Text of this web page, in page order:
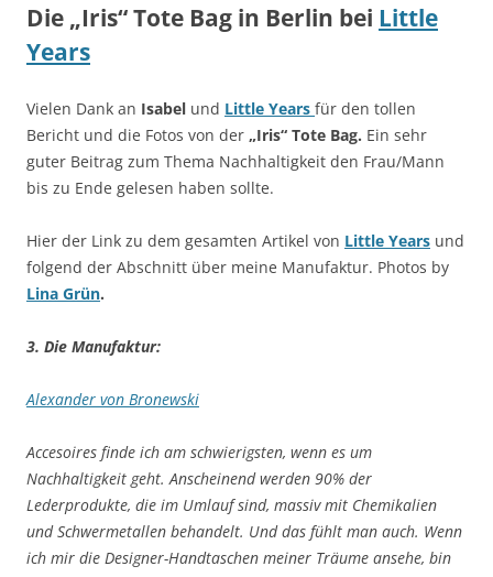
Die „Iris“ Tote Bag in Berlin bei Little
Years
Vielen Dank an Isabel und Little Years für den tollen
Bericht und die Fotos von der „Iris“ Tote Bag. Ein sehr
guter Beitrag zum Thema Nachhaltigkeit den Frau/Mann
bis zu Ende gelesen haben sollte.
Hier der Link zu dem gesamten Artikel von Little Years und
folgend der Abschnitt über meine Manufaktur. Photos by
Lina Grün.
3. Die Manufaktur:
Alexander von Bronewski
Accesoires finde ich am schwierigsten, wenn es um
Nachhaltigkeit geht. Anscheinend werden 90% der
Lederprodukte, die im Umlauf sind, massiv mit Chemikalien
und Schwermetallen behandelt. Und das fühlt man auch. Wenn
ich mir die Designer-Handtaschen meiner Träume ansehe, bin